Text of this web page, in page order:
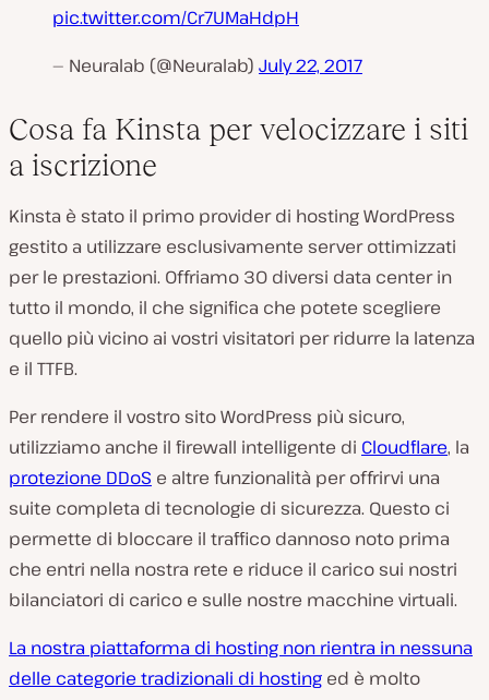
pic.twitter.com/Cr7UMaHdpH
— Neuralab (@Neuralab) July 22, 2017
Cosa fa Kinsta per velocizzare i siti
a iscrizione
Kinsta è stato il primo provider di hosting WordPress
gestito a utilizzare esclusivamente server ottimizzati
per le prestazioni. Offriamo 30 diversi data center in
tutto il mondo, il che significa che potete scegliere
quello più vicino ai vostri visitatori per ridurre la latenza
e il TTFB.
Per rendere il vostro sito WordPress più sicuro,
utilizziamo anche il firewall intelligente di Cloudflare, la
protezione DDoS e altre funzionalità per offrirvi una
suite completa di tecnologie di sicurezza. Questo ci
permette di bloccare il traffico dannoso noto prima
che entri nella nostra rete e riduce il carico sui nostri
bilanciatori di carico e sulle nostre macchine virtuali.
La nostra piattaforma di hosting non rientra in nessuna
delle categorie tradizionali di hosting ed è molto